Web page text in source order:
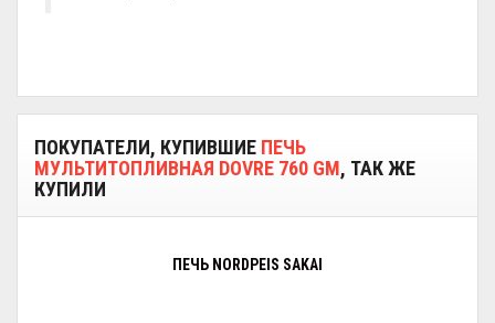
ПОКУПАТЕЛИ, КУПИВШИЕ ПЕЧЬ
МУЛЬТИТОПЛИВНАЯ DOVRE 760 GM, ТАК ЖЕ
КУПИЛИ
ПЕЧЬ NORDPEIS SAKAI